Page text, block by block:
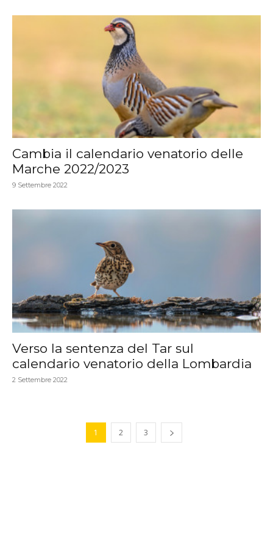
Cambia il calendario venatorio delle
Marche 2022/2023
9 Settembre 2022
Verso la sentenza del Tar sul
calendario venatorio della Lombardia
2 Settembre 2022
1 2 3